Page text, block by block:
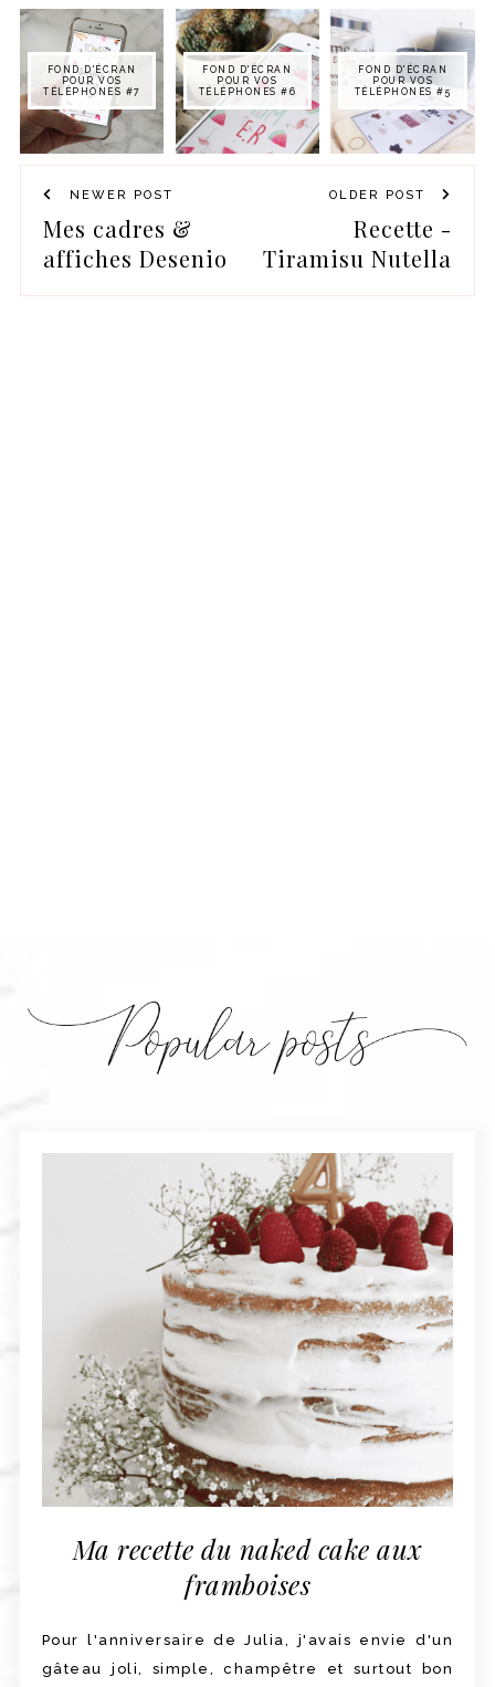
FOND D'ÉCRAN
POUR VOS
TÉLÉPHONES #7
FOND D'ÉCRAN
POUR VOS
TÉLÉPHONES #6
FOND D'ÉCRAN
POUR VOS
TÉLÉPHONES #5
NEWER POST
Mes cadres &
affiches Desenio
OLDER POST
Recette -
Tiramisu Nutella
Ma recette du naked cake aux
framboises
Pour l'anniversaire de Julia, j'avais envie d'un
gâteau joli, simple, champêtre et surtout bon